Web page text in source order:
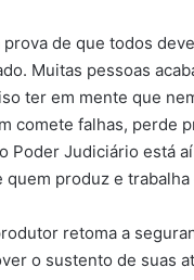
prova de que todos
Muitas pessoas
ter em mente que
comete falhas, perde
Poder Judiciário está
produz e
retoma a
o sustento de suas